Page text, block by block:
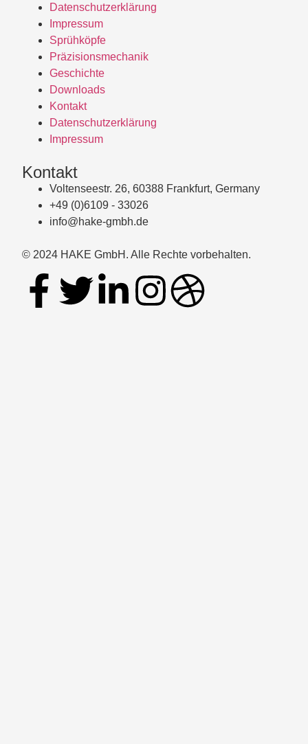
Datenschutzerklärung
Impressum
Sprühköpfe
Präzisionsmechanik
Geschichte
Downloads
Kontakt
Datenschutzerklärung
Impressum
Kontakt
Voltenseestr. 26, 60388 Frankfurt, Germany
+49 (0)6109 - 33026
info@hake-gmbh.de
© 2024 HAKE GmbH. Alle Rechte vorbehalten.